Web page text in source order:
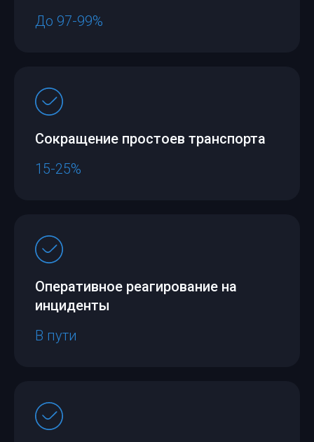
До 97-99%
Сокращение простоев транспорта
15-25%
Оперативное реагирование на
инциденты
В пути